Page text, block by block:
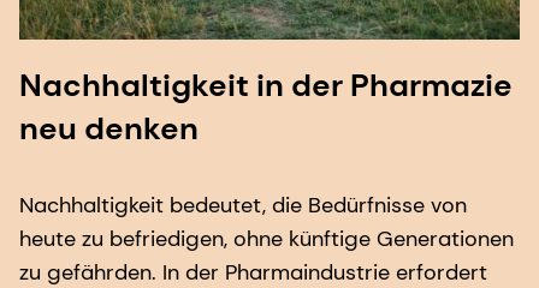
Nachhaltigkeit in der Pharmazie
neu denken
Nachhaltigkeit bedeutet, die Bedürfnisse von
heute zu befriedigen, ohne künftige Generationen
zu gefährden. In der Pharmaindustrie erfordert